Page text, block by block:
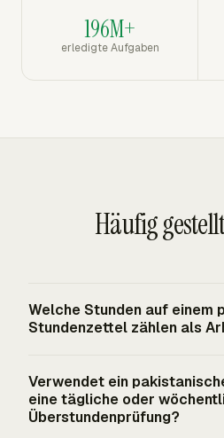
196M+
erledigte Aufgaben
Häufig
Welche Stunden auf einem
Stundenzettel zählen als
Arbeitgeber zur Verfügung
ausgeschlossen wurden, die das
Verwendet ein
eine tägliche oder
Überstundenprüfung?